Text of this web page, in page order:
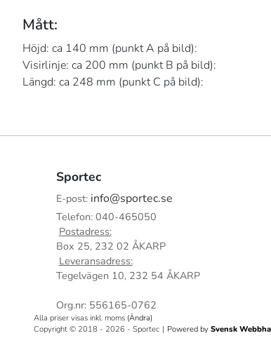
Mått:
Höjd: ca 140 mm (punkt A på bild):
Visirlinje: ca 200 mm (punkt B på bild):
Längd: ca 248 mm (punkt C på bild):
Sportec
E-post: info@sportec.se
Telefon: 040-465050
Postadress:
Box 25, 232 02 ÅKARP
Leveransadress:
Tegelvägen 10, 232 54 ÅKARP
Org.nr: 556165-0762
Alla priser visas inkl. moms (Ändra)
Copyright © 2018 - 2026 - Sportec | Powered by Svensk